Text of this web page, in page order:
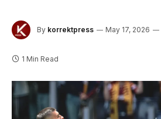
By korrektpress May 17, 2026
1 Min Read